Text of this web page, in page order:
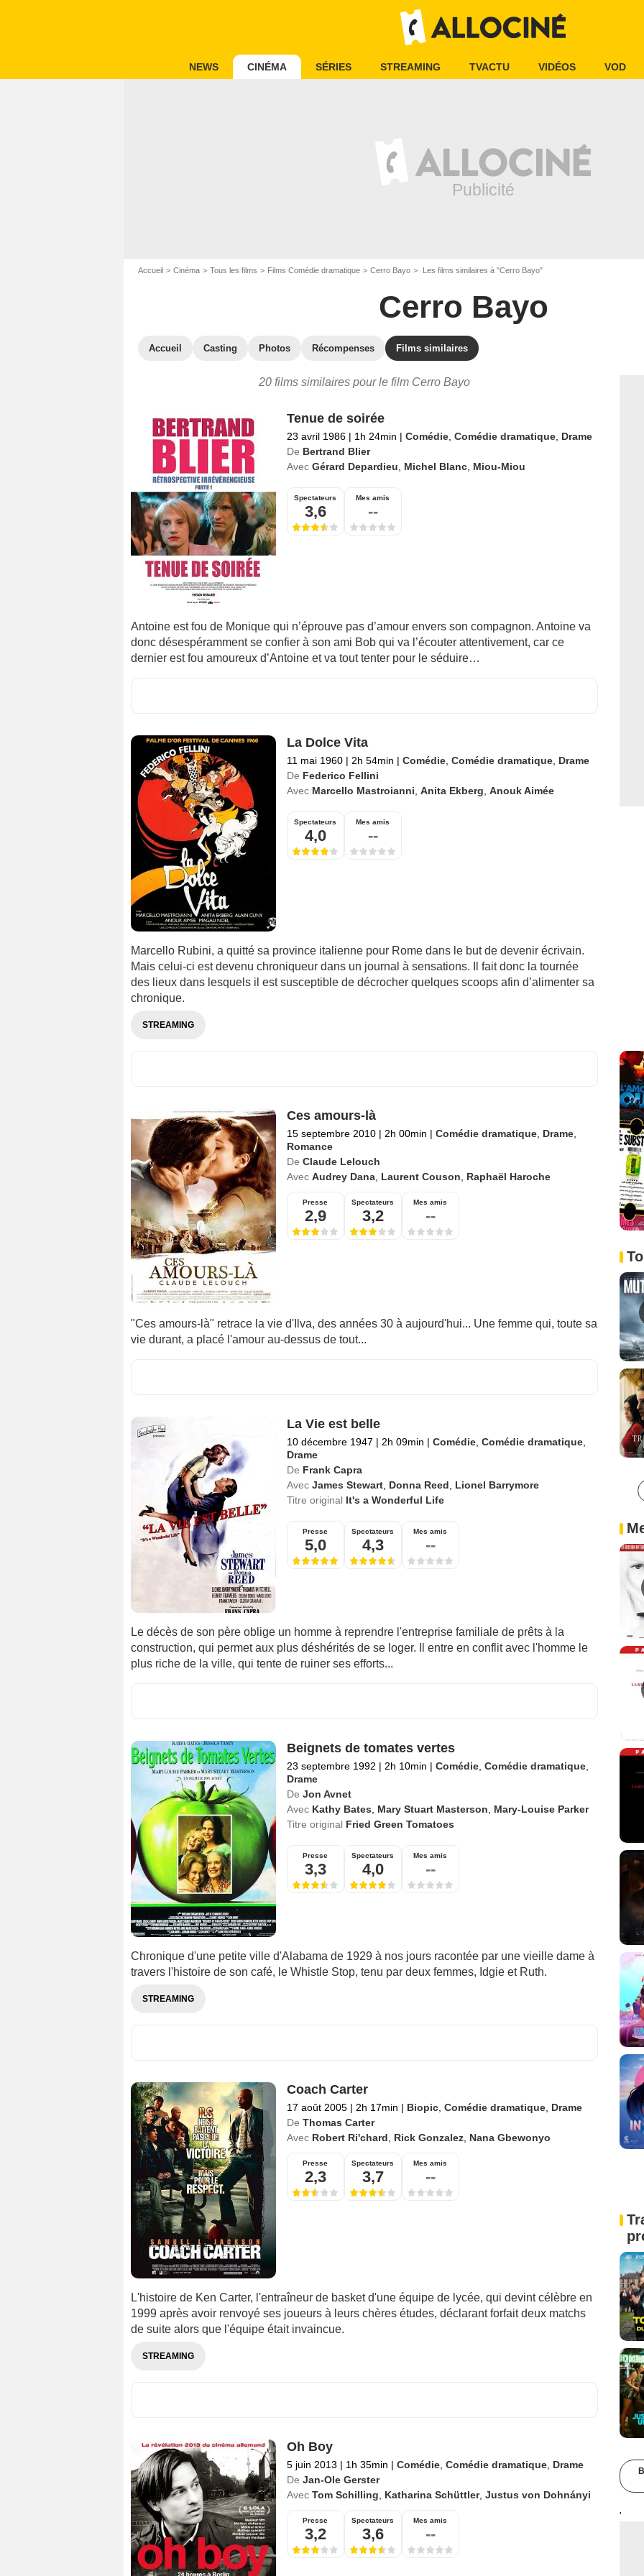
NEWS CINÉMA SÉRIES STREAMING TVACTU VIDÉOS VOD
Accueil Cinéma Tous les films Films Comédie dramatique Cerro Bayo Les films similaires à "Cerro Bayo"
Cerro Bayo
Accueil Casting Photos Récompenses Films similaires
20 films similaires pour le film Cerro Bayo
Tenue de soirée
23 avril 1986 | 1h 24min | Comédie, Comédie dramatique, Drame
De Bertrand Blier
Avec Gérard Depardieu Michel Blanc, Miou-Miou
Spectateurs
3,6
Mes amis
--
Antoine est fou de Monique qui n’éprouve pas d’amour envers son compagnon. Antoine va
donc désespéramment se confier à son ami Bob qui va l’écouter attentivement, car ce
dernier est fou amoureux d’Antoine et va tout tenter pour le séduire…
La Dolce Vita
11 mai 1960 | 2h 54min | Comédie, Comédie dramatique, Drame
De Federico Fellini
Avec Marcello Mastroianni Anita Ekberg Anouk Aimée
Spectateurs
4,0
Mes amis
--
Marcello Rubini, a quitté sa province italienne pour Rome dans le but de devenir écrivain.
Mais celui-ci est devenu chroniqueur dans un journal à sensations. Il fait donc la tournée
des lieux dans lesquels il est susceptible de décrocher quelques scoops afin d’alimenter sa
chronique.
STREAMING
Ces amours-là
15 septembre 2010 | 2h 00min | Comédie dramatique, Drame,
Romance
De Claude Lelouch
Avec Audrey Dana, Laurent Couson Raphaël Haroche
Presse
2,9
Spectateurs
3,2
Mes amis
--
"Ces amours-là" retrace la vie d'Ilva, des années 30 à aujourd'hui... Une femme qui, toute sa
vie durant, a placé l'amour au-dessus de tout...
La Vie est belle
10 décembre 1947 | 2h 09min | Comédie, Comédie dramatique,
Drame
De Frank Capra
Avec James Stewart, Donna Reed
Lionel Barrymore
Titre original It's a Wonderful Life
Presse
5,0
Spectateurs
4,3
Mes amis
--
Le décès de son père oblige un homme à reprendre l'entreprise familiale de prêts à la
construction, qui permet aux plus déshérités de se loger. Il entre en conflit avec l'homme le
plus riche de la ville, qui tente de ruiner ses efforts...
Beignets de tomates vertes
23 septembre 1992 | 2h 10min | Comédie, Comédie dramatique,
Drame
De Jon Avnet
Avec Kathy Bates Mary Stuart Masterson
Mary-Louise Parker
Titre original Fried Green Tomatoes
Presse
3,3
Spectateurs
4,0
Mes amis
--
Chronique d'une petite ville d'Alabama de 1929 à nos jours racontée par une vieille dame à
travers l'histoire de son café, le Whistle Stop, tenu par deux femmes, Idgie et Ruth.
STREAMING
Coach Carter
17 août 2005 | 2h 17min | Biopic, Comédie dramatique, Drame
De Thomas Carter
Avec Robert Ri'chard Rick Gonzalez, Nana Gbewonyo
Presse
2,3
Spectateurs
3,7
Mes amis
--
L'histoire de Ken Carter, l'entraîneur de basket d'une équipe de lycée, qui devint célèbre en
1999 après avoir renvoyé ses joueurs à leurs chères études, déclarant forfait deux matchs
de suite alors que l'équipe était invaincue.
STREAMING
Oh Boy
5 juin 2013 | 1h 35min | Comédie, Comédie dramatique, Drame
De Jan-Ole Gerster
Avec Tom Schilling Katharina Schüttler, Justus von Dohnányi
Presse
3,2
Spectateurs
3,6
Mes amis
--
'